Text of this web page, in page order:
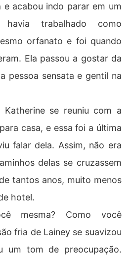
e acabou indo parar em um
havia trabalhado como
orfanato e foi quando
Ela passou a gostar da
pessoa sensata e gentil na
Katherine se reuniu com a
casa, e essa foi a última
falar dela. Assim, não era
delas se cruzassem
tantos anos, muito menos
hotel.
mesma? Como você
fria de Lainey se suavizou
um tom de preocupação.